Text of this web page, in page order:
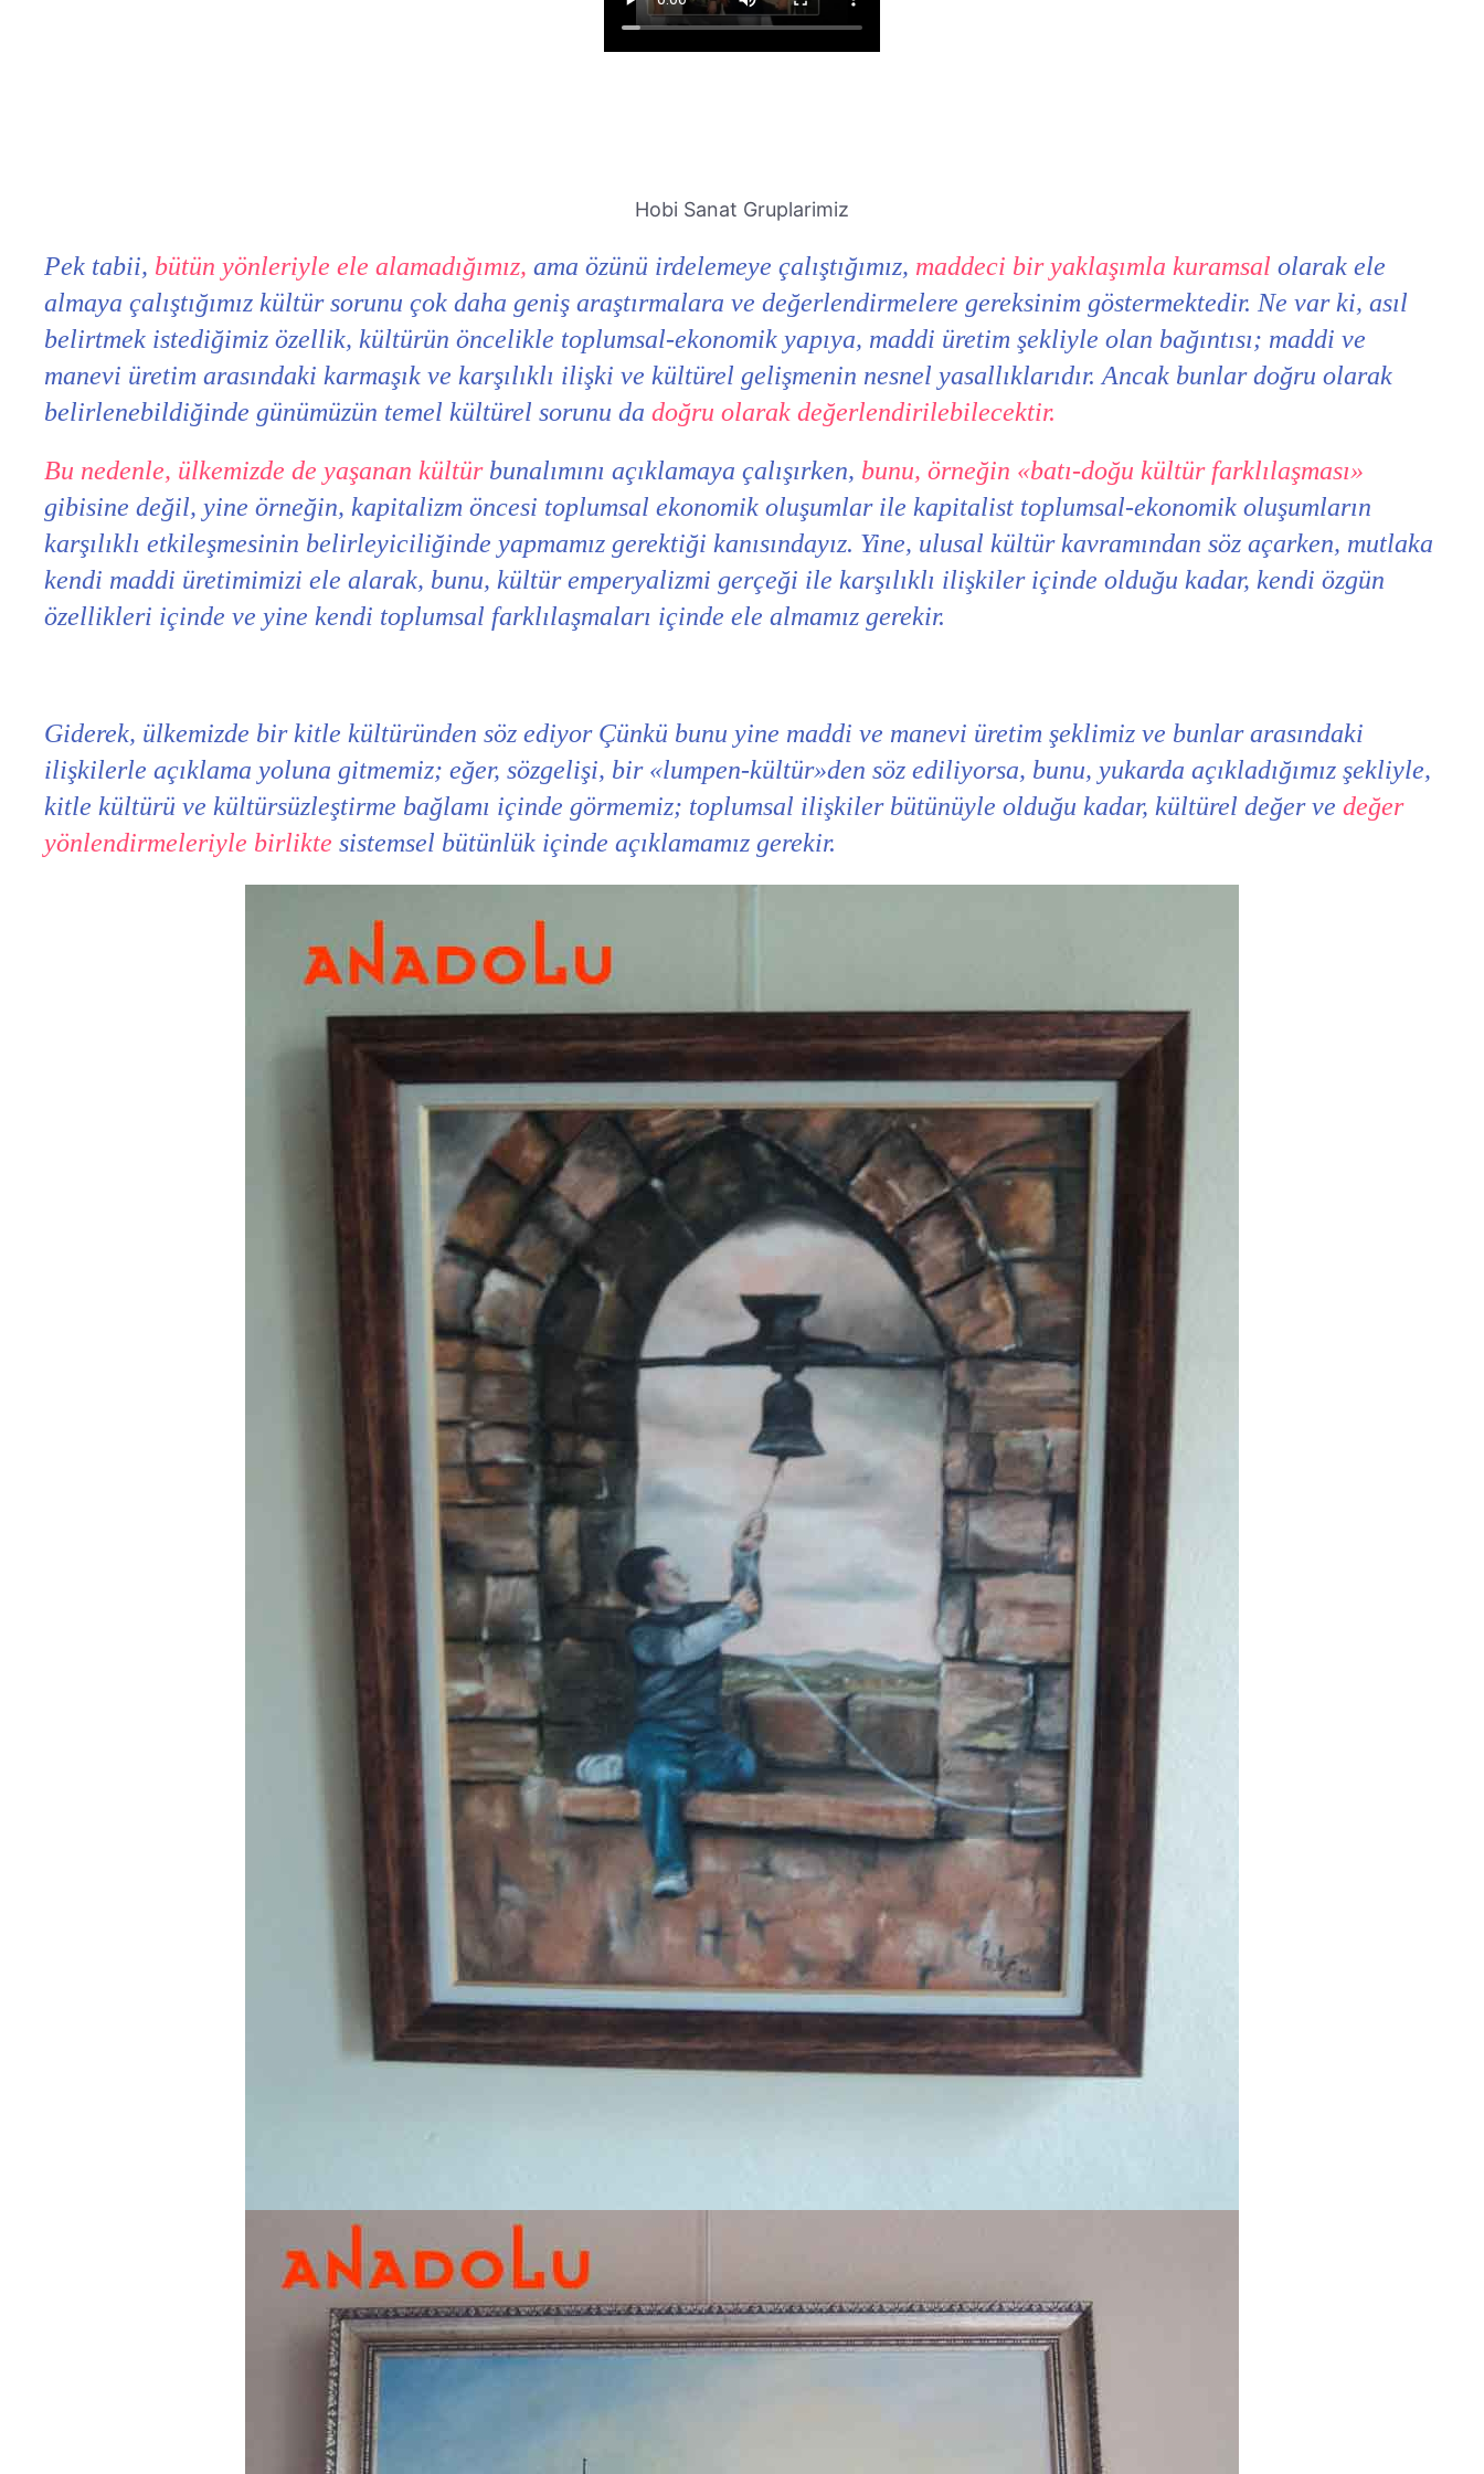
Hobi Sanat Gruplarimiz
Pek tabii, bütün yönleriyle ele alamadığımız, ama özünü irdelemeye çalıştığımız, maddeci bir yaklaşımla kuramsal olarak ele
almaya çalıştığımız kültür sorunu çok daha geniş araştırmalara ve değerlendirmelere gereksinim göstermektedir. Ne var ki, asıl
belirtmek istediğimiz özellik, kültürün öncelikle toplumsal-ekonomik yapıya, maddi üretim şekliyle olan bağıntısı; maddi ve
manevi üretim arasındaki karmaşık ve karşılıklı ilişki ve kültürel gelişmenin nesnel yasallıklarıdır. Ancak bunlar doğru olarak
belirlenebildiğinde günümüzün temel kültürel sorunu da doğru olarak değerlendirilebilecektir.
Bu nedenle, ülkemizde de yaşanan kültürbunalımını açıklamaya çalışırken, bunu, örneğin «batı-doğu kültür farklılaşması»
gibisine değil, yine örneğin, kapitalizm öncesi toplumsal ekonomik oluşumlar ile kapitalist toplumsal-ekonomik oluşumların
karşılıklı etkileşmesinin belirleyiciliğinde yapmamız gerektiği kanısındayız. Yine, ulusal kültür kavramından söz açarken, mutlaka
kendi maddi üretimimizi ele alarak, bunu, kültür emperyalizmi gerçeği ile karşılıklı ilişkiler içinde olduğu kadar, kendi özgün
özellikleri içinde ve yine kendi toplumsal farklılaşmaları içinde ele almamız gerekir.
Giderek, ülkemizde bir kitle kültüründen söz ediyor Çünkü bunu yine maddi ve manevi üretim şeklimiz ve bunlar arasındaki
ilişkilerle açıklama yoluna gitmemiz; eğer, sözgelişi, bir «lumpen-kültür»den söz ediliyorsa, bunu, yukarda açıkladığımız şekliyle,
kitle kültürü ve kültürsüzleştirme bağlamı içinde görmemiz; toplumsal ilişkiler bütünüyle olduğu kadar, kültürel değer ve değer
yönlendirmeleriyle birlikte sistemsel bütünlük içinde açıklamamız gerekir.